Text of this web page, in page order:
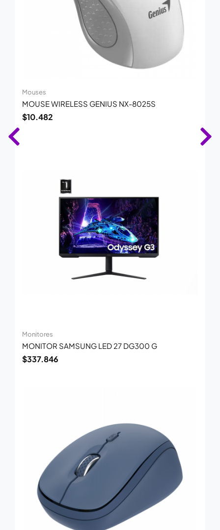
Mouses
MOUSE WIRELESS GENIUS NX-8025S
$10.482
Monitores
MONITOR SAMSUNG LED 27 DG300 G
$337.846